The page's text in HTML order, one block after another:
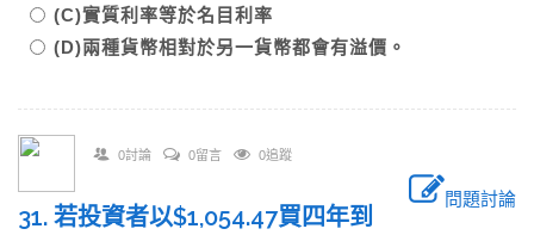
(C)實質利率等於名目利率
(D)兩種貨幣相對於另一貨幣都會有溢價。
0討論 0留言 0追蹤
問題討論
31. 若投資者以$1,054.47買四年到